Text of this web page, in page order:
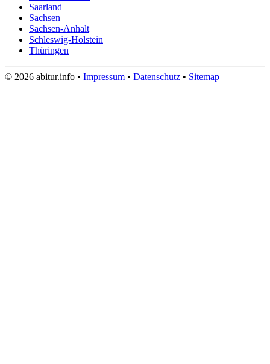
Saarland
Sachsen
Sachsen-Anhalt
Schleswig-Holstein
Thüringen
© 2026 abitur.info • Impressum • Datenschutz • Sitemap